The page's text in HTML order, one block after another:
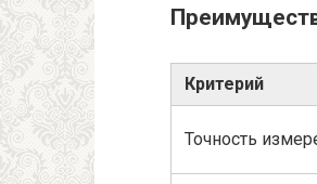
Критерий
Точность